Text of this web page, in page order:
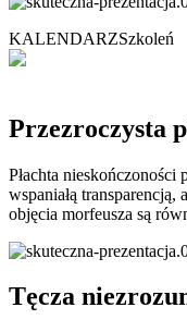
KALENDARZSzkoleń
Przezroczysta
Płachta nieskończoności
wspaniałą
objęcia morfeusza są
Tęcza